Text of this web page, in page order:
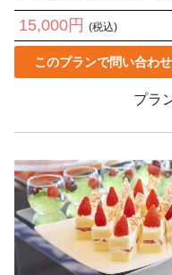
15,000円 (税込)
このプランで問い合わ
プラ